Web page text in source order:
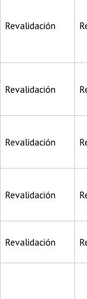
Revalidación
Revalidación
Revalidación
Revalidación
Revalidación